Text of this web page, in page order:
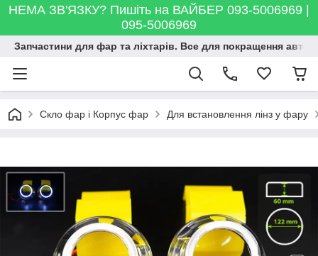
НЕМА ЗВ'ЯЗКУ? Пишіть на ВАЙБЕР 093-5006969 |
095-5006969
Запчастини для фар та ліхтарів. Все для покращення
Скло фар і Корпус фар Для встановлення лінз у фару